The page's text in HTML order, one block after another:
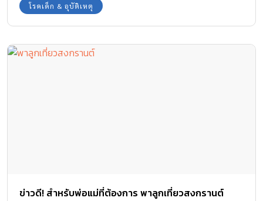
โรคเด็ก & อุบัติเหตุ
ข่าวดี! สำหรับพ่อแม่ที่ต้องการ พาลูกเที่ยวสงกรานต์